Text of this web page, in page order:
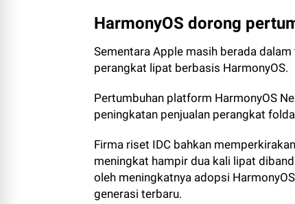
HarmonyOS dorong
Sementara Apple masih berada
perangkat lipat berbasis HarmonyOS.
Pertumbuhan platform HarmonyOS
peningkatan penjualan perangkat
Firma riset IDC bahkan
meningkat hampir dua kali lipat
oleh meningkatnya adopsi
generasi terbaru.